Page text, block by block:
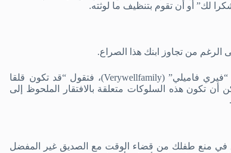
لك” أو أن تقوم بتنظيف ما لوثته.
الرغم من تجاوز ابنك هذا الصراع.
تشرح نيكول بوركينز، الحاصلة على الدكتوراه والطبيبة النفسية، لموقع “فيري فاميلي” (Verywellfamily)، فتقول “قد تكون قلقا
تكون هذه السلوكات متعلقة بالافتقار الملحوظ إلى
في منع طفلك من قضاء الوقت مع الصديق غير المفضل